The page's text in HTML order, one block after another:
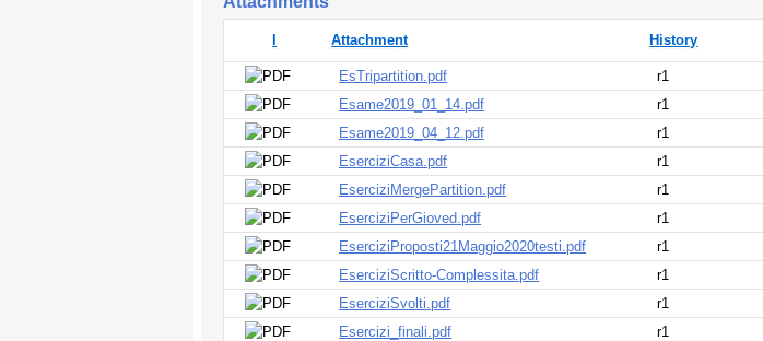
Attachment History
EsTripartition.pdf r1
Esame2019_01_14.pdf
r1
Esame2019_04_12.pdf
r1
EserciziCasa.pdf
r1
EserciziMergePartition.pdf
r1
EserciziPerGioved.pdf
r1
EserciziProposti21Maggio2020testi.pdf
r1
EserciziScritto-Complessita.pdf
r1
EserciziSvolti.pdf
r1
Esercizi_finali.pdf
r1